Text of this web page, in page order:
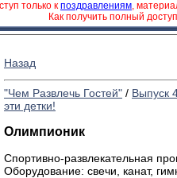
только к поздравлениям,
Как получить полный
Назад
"Чем Развлечь Гостей" / Выпуск
эти детки!
Олимпионик
Спортивно-развлекательная
Оборудование: свечи, канат,